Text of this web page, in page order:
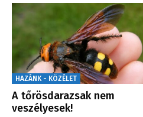
HAZÁNK - KÖZÉLET
A tőrösdarazsak nem
veszélyesek!